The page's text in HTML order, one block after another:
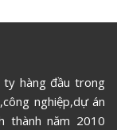
ty hàng đầu trong
nghiệp,dự án
thành năm 2010